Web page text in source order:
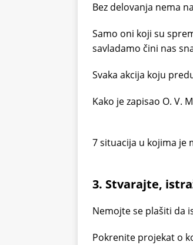
Bez delovanja nema
Samo oni koji su
savladamo čini nas
Svaka akcija koju
Kako je zapisao O. V.
7 situacija u kojima je
3. Stvarajte,
Nemojte se plašiti da
Pokrenite projekat o